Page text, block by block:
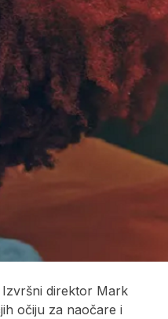
Izvršni direktor Mark
očiju za naočare i